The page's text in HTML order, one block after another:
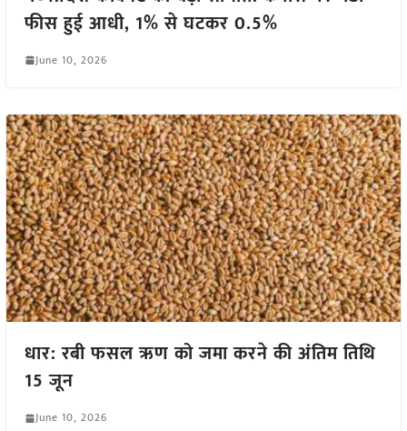
फीस हुई आधी, 1% से घटकर 0.5%
June 10, 2026
धार: रबी फसल ऋण को जमा करने की अंतिम तिथि
15 जून
June 10, 2026